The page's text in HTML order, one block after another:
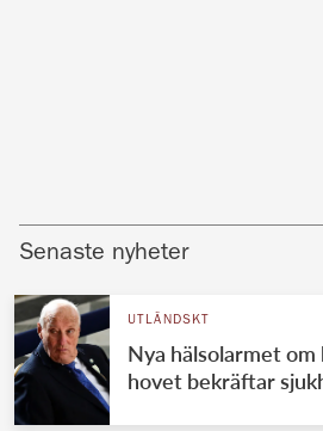
Senaste nyheter
UTLÄNDSKT
Nya hälsolarmet om
hovet bekräftar